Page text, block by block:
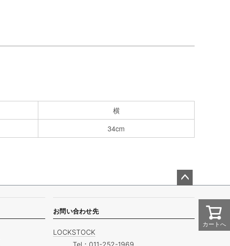
横
34cm
カートへ
ジト
へ
お問い合わせ先
LOCKSTOCK